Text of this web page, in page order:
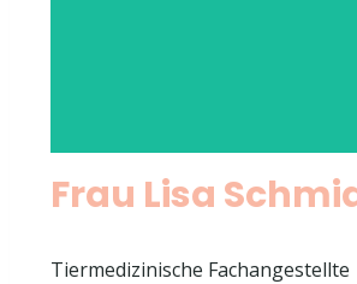
Frau Lisa
Tiermedizinische Fachangestellte